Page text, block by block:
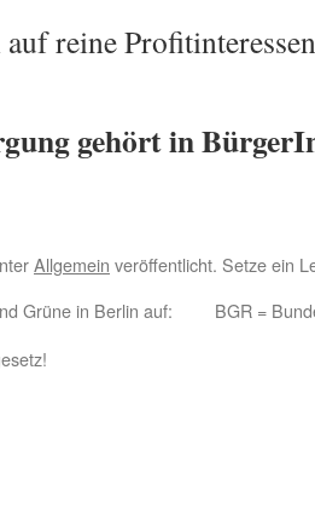
reine
gehört in
Allgemein veröffentlicht. Setze ein
Grüne in Berlin auf:
BGR =